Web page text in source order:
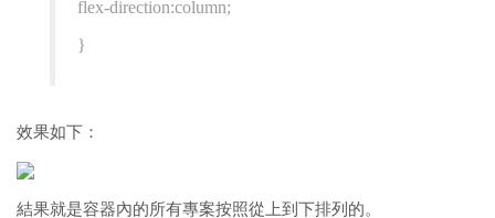
flex-direction:column;
}
效果如下：
結果就是容器內的所有專案按照從上到下排列的。